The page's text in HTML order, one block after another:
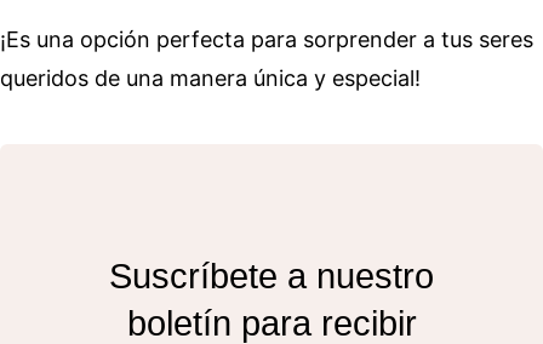
¡Es una opción perfecta para sorprender a tus seres
queridos de una manera única y especial!
Suscríbete a nuestro
boletín para recibir